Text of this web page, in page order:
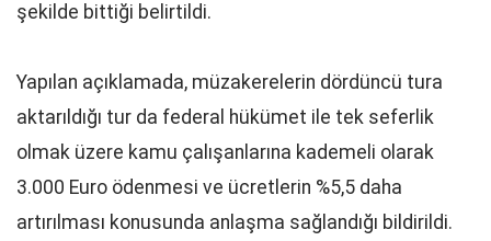
şekilde bittiği belirtildi.
Yapılan açıklamada, müzakerelerin dördüncü tura
aktarıldığı tur da federal hükümet ile tek seferlik
olmak üzere kamu çalışanlarına kademeli olarak
3.000 Euro ödenmesi ve ücretlerin %5,5 daha
artırılması konusunda anlaşma sağlandığı bildirildi.